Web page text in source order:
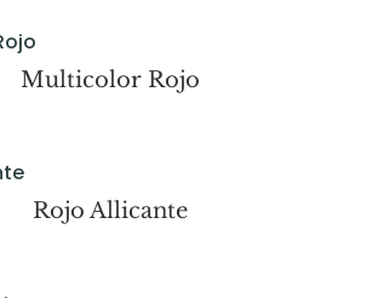
Multicolor Rojo
Rojo Allicante